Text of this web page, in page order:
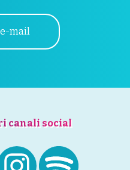
mail
canali social